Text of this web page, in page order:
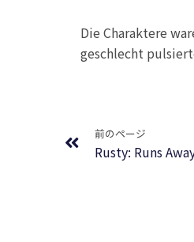
Die Charaktere
geschlecht
前のページ
Rusty: Runs